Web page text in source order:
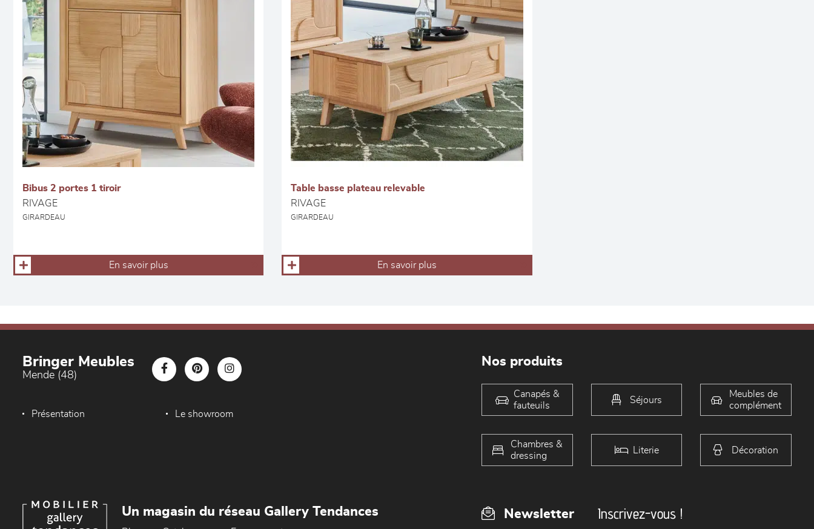
Bibus 2 portes 1 tiroir
RIVAGE
GIRARDEAU
En savoir plus
Table basse plateau relevable
RIVAGE
GIRARDEAU
En savoir plus
Bringer Meubles
Mende (48)
Présentation Le showroom
Nos produits
Canapés &
fauteuils
Séjours
Meubles de
complément
Chambres &
dressing
Literie Décoration
Newsletter Inscrivez-vous !
Un magasin du réseau Gallery Tendances